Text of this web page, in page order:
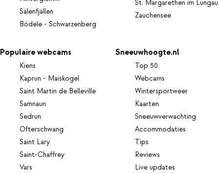
Sälenfjällen
Bödele - Schwarzenberg
St. Margarethen im Lungau
Zauchensee
Populaire webcams
Kiens
Kaprun - Maiskogel
Saint Martin de Belleville
Samnaun
Sedrun
Ofterschwang
Saint Lary
Saint-Chaffrey
Vars
Sneeuwhoogte.nl
Top 50
Webcams
Wintersportweer
Kaarten
Sneeuwverwachting
Accommodaties
Tips
Reviews
Live updates